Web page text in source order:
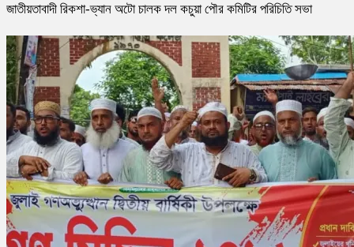
জাতীয়তাবাদী রিকশা-ভ্যান অটো চালক দল কচুয়া পৌর কমিটির পরিচিতি সভা